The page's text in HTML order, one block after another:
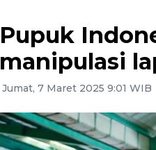
Pupuk
manipulasi
Jumat, 7 Maret 2025 9:01 WIB